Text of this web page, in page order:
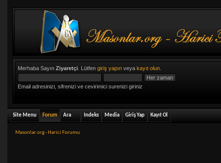
Merhaba Sayın Ziyaretçi. Lütfen giriş yapınveya kayıt olun.
Email adresinizi, sifrenizi ve cevirimici surenizi giriniz
Site Menu Forum Ara Indeks Media Giriş Yap Kayıt Ol
Masonlar.org - Harici Forumu